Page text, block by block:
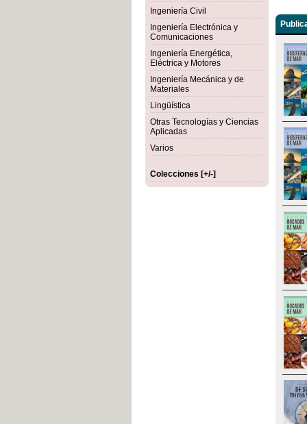
Ingeniería Civil
Ingeniería Electrónica y
Comunicaciones
Ingeniería Energética,
Eléctrica y Motores
Ingeniería Mecánica y de
Materiales
Lingüística
Otras Tecnologías y Ciencias
Aplicadas
Varios
Colecciones [+/-]